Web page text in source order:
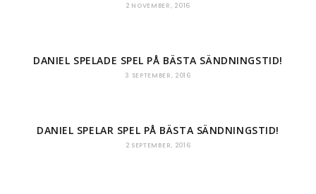
2 NOVEMBER, 2016
DANIEL SPELADE SPEL PÅ BÄSTA SÄNDNINGSTID!
3 SEPTEMBER, 2016
DANIEL SPELAR SPEL PÅ BÄSTA SÄNDNINGSTID!
2 SEPTEMBER, 2016